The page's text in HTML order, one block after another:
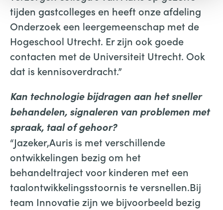
tijden gastcolleges en heeft onze afdeling
Onderzoek een leergemeenschap met de
Hogeschool Utrecht. Er zijn ook goede
contacten met de Universiteit Utrecht. Ook
dat is kennisoverdracht.”
Kan technologie bijdragen aan het sneller
behandelen, signaleren van problemen met
spraak, taal of gehoor?
“Jazeker,Auris is met verschillende
ontwikkelingen bezig om het
behandeltraject voor kinderen met een
taalontwikkelingsstoornis te versnellen.Bij
team Innovatie zijn we bijvoorbeeld bezig